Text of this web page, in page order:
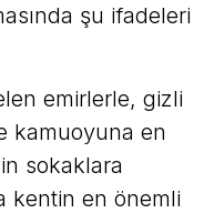
şu ifadeleri
emirlerle, gizli
kamuoyuna en
sokaklara
kentin en önemli